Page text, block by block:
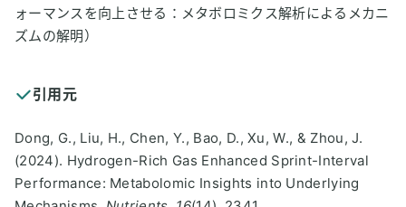
ォーマンスを向上させる：メタボロミクス解析によるメカニ
ズムの解明）
引用元
Dong, G., Liu, H., Chen, Y., Bao, D., Xu, W., & Zhou, J.
(2024). Hydrogen-Rich Gas Enhanced Sprint-Interval
Performance: Metabolomic Insights into Underlying